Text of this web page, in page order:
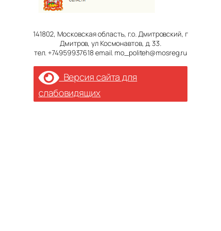
141802, Московская область, г.о. Дмитровский, г
Дмитров, ул Космонавтов, д. 33.
тел. +74959937618 email. mo_politeh@mosreg.ru
Версия сайта для
слабовидящих